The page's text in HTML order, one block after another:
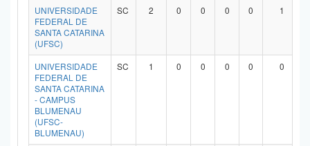
UNIVERSIDADE
FEDERAL DE
SANTA CATARINA
(UFSC)
SC 2 0 0 0 0 1
UNIVERSIDADE
FEDERAL DE
SANTA CATARINA
- CAMPUS
BLUMENAU
(UFSC-
BLUMENAU)
SC 1 0 0 0 0 0